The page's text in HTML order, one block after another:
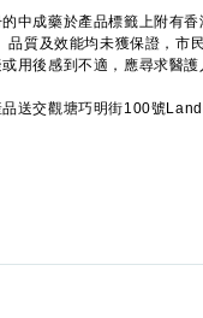
成藥於產品標籤上附有香
質及效能均未獲保證，市
用後感到不適，應尋求醫護
交觀塘巧明街100號